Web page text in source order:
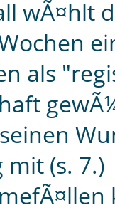
wÃ¤hlt
als
(s. 7.)